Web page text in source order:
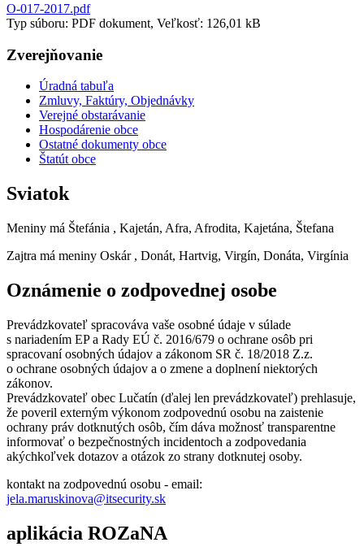
O-017-2017.pdf
Typ súboru: PDF dokument, Veľkosť: 126,01 kB
Zverejňovanie
Úradná tabuľa
Zmluvy, Faktúry, Objednávky
Verejné obstarávanie
Hospodárenie obce
Ostatné dokumenty obce
Štatút obce
Sviatok
Meniny má Štefánia , Kajetán, Afra, Afrodita, Kajetána, Štefana
Zajtra má meniny Oskár , Donát, Hartvig, Virgín, Donáta, Virgínia
Oznámenie o zodpovednej osobe
Prevádzkovateľ spracováva vaše osobné údaje v súlade
s nariadením EP a Rady EÚ č. 2016/679 o ochrane osôb pri
spracovaní osobných údajov a zákonom SR č. 18/2018 Z.z.
o ochrane osobných údajov a o zmene a doplnení niektorých
zákonov.
Prevádzkovateľ obec Lučatín (ďalej len prevádzkovateľ) prehlasuje,
že poveril externým výkonom zodpovednú osobu na zaistenie
ochrany práv dotknutých osôb, čím dáva možnosť transparentne
informovať o bezpečnostných incidentoch a zodpovedania
akýchkoľvek dotazov a otázok zo strany dotknutej osoby.
kontakt na zodpovednú osobu - email:
jela.maruskinova@itsecurity.sk
aplikácia ROZaNA